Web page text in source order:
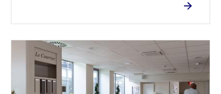
EHPAD Korian Les Amandiers
Adresse
5 rue des Cendriers
75020-Paris 20e Arrondissement
01 43 58 90 00